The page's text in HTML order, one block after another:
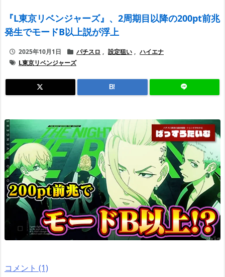
『L東京リベンジャーズ』、2周期目以降の200pt前兆
発生でモードB以上説が浮上
2025年10月1日 パチスロ , 設定狙い , ハイエナ
L東京リベンジャーズ
B!
コメント (1)